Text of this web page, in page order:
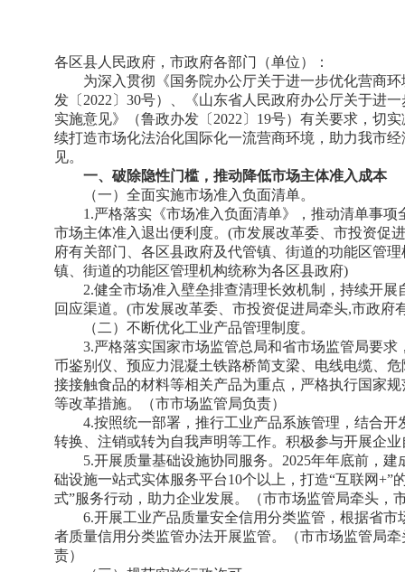
各区县人民政府，市政府各部门（单位）：
为深入贯彻《国务院办公厅关于进一步优化营商
发〔2022〕30号）、《山东省人民政府办公厅关于进
实施意见》（鲁政办发〔2022〕19号）有关要求，切
续打造市场化法治化国际化一流营商环境，助力我市
见。
一、破除隐性门槛，推动降低市场主体准入成本
（一）全面实施市场准入负面清单。
1.严格落实《市场准入负面清单》，推动清单事
市场主体准入退出便利度。(市发展改革委、市投资促
府有关部门、各区县政府及代管镇、街道的功能区管
镇、街道的功能区管理机构统称为各区县政府)
2.健全市场准入壁垒排查清理长效机制，持续开
回应渠道。(市发展改革委、市投资促进局牵头,市政府
（二）不断优化工业产品管理制度。
3.严格落实国家市场监管总局和省市场监管局要
币鉴别仪、预应力混凝土铁路桥简支梁、电线电缆、
接接触食品的材料等相关产品为重点，严格执行国家
等改革措施。（市市场监管局负责）
4.按照统一部署，推行工业产品系族管理，结合
转换、注销或转为自我声明等工作。积极参与开展企
5.开展质量基础设施协同服务。2025年年底前，
础设施一站式实体服务平台10个以上，打造“互联网+”
式”服务行动，助力企业发展。（市市场监管局牵头，
6.开展工业产品质量安全信用分类监管，根据省
者质量信用分类监管办法开展监管。（市市场监管局
责）